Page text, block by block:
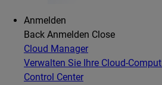
Anmelden
Back Anmelden Close
Cloud Manager
Verwalten Sie Ihre Cloud-
Control Center